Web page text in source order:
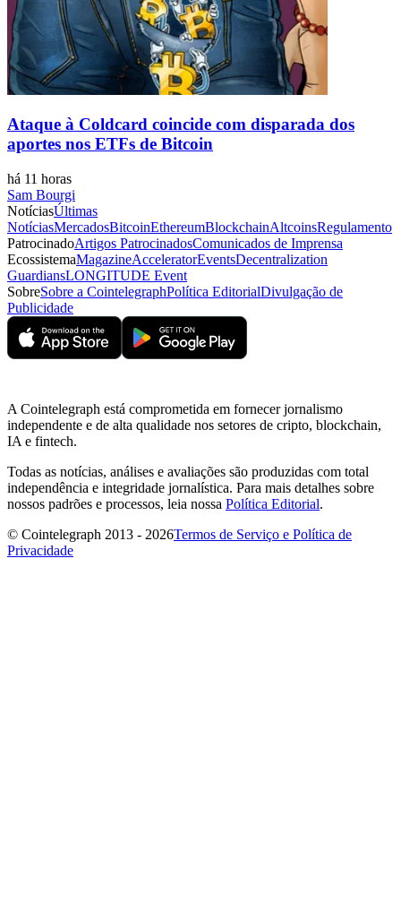
Ataque à Coldcard coincide com disparada dos
aportes nos ETFs de Bitcoin
há 11 horas
Sam Bourgi
NotíciasÚltimas
NotíciasMercadosBitcoinEthereumBlockchainAltcoinsRegulamento
PatrocinadoArtigos PatrocinadosComunicados de Imprensa
EcossistemaMagazineAcceleratorEventsDecentralization
GuardiansLONGITUDE Event
SobreSobre a CointelegraphPolítica EditorialDivulgação de
Publicidade
A Cointelegraph está comprometida em fornecer jornalismo
independente e de alta qualidade nos setores de cripto, blockchain,
IA e fintech.
Todas as notícias, análises e avaliações são produzidas com total
independência e integridade jornalística. Para mais detalhes sobre
nossos padrões e processos, leia nossa Política Editorial.
© Cointelegraph 2013 - 2026Termos de Serviço e Política de
Privacidade